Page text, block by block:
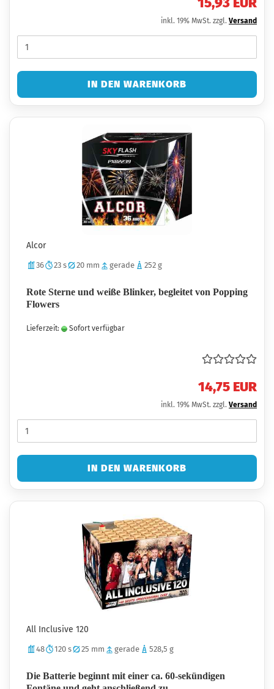
inkl. 19% MwSt. zzgl. Versand
IN DEN WARENKORB
Alcor
36 23 s 20 mm gerade 252 g
Rote Sterne und weiße Blinker, begleitet von Popping
Flowers
Lieferzeit: Sofort verfügbar
14,75 EUR
inkl. 19% MwSt. zzgl. Versand
IN DEN WARENKORB
All Inclusive 120
48 120 s 25 mm gerade 528,5 g
Die Batterie beginnt mit einer ca. 60-sekündigen